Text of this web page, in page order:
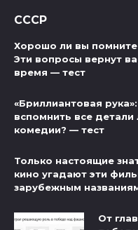
СССР
Хорошо ли вы
Эти вопросы вернут
время — тест
«Бриллиантовая
вспомнить все детали
комедии? — тест
Только настоящие
кино угадают эти
зарубежным
От